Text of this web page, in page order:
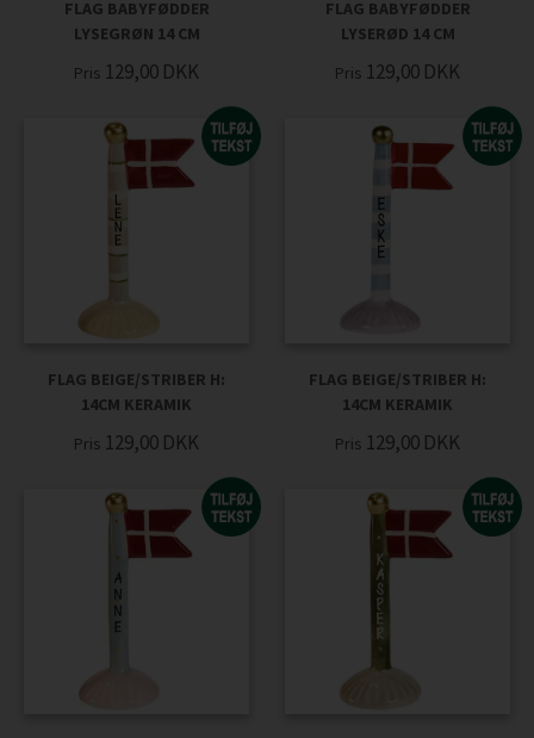
FLAG BABYFØDDER
LYSEGRØN 14 CM
Pris 129,00 DKK
FLAG BABYFØDDER
LYSERØD 14 CM
Pris 129,00 DKK
FLAG BEIGE/STRIBER H:
14CM KERAMIK
Pris 129,00 DKK
FLAG BEIGE/STRIBER H:
14CM KERAMIK
Pris 129,00 DKK